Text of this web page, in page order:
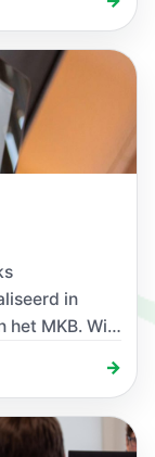
in
het MKB. Wij
→